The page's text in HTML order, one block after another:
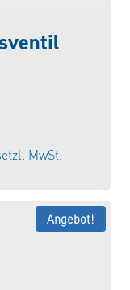
MwSt.
Angebot!